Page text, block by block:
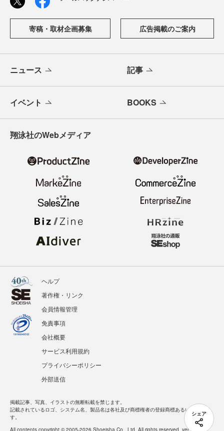
シェア
寄稿・取材企画募集 広告掲載のご案内
ニュース 記事
イベント BOOKS
翔泳社のWebメディア
ヘルプ
著作権・リンク
会員情報管理
免責事項
会社概要
サービス利用規約
プライバシーポリシー
外部送信
掲載記事、写真、イラストの無断転載を禁じます。
記載されているロゴ、システム名、製品名は各社及び商標権者の登録商標あるいは商標で
す。
All contents copyright © 2005-2026 Shoeisha Co., Ltd. All rights reserved. ver.1.5